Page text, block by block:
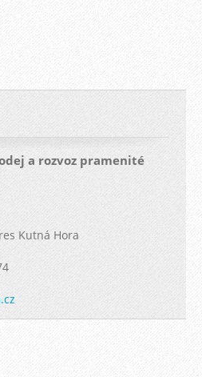
a rozvoz pramenité
Kutná Hora
cz